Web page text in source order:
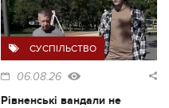
СУСПІЛЬСТВО
06.08.26
Рівненські вандали не